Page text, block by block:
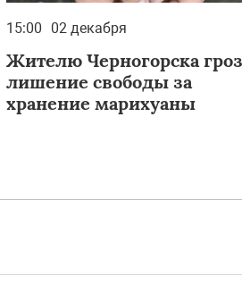
15:00 02 декабря
Жителю Черногорска
лишение свободы за
хранение марихуаны